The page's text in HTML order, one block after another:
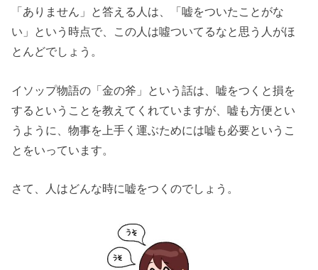
「ありません」と答える人は、「嘘をついたことがな
い」という時点で、この人は噓ついてるなと思う人がほ
とんどでしょう。
イソップ物語の「金の斧」という話は、嘘をつくと損を
するということを教えてくれていますが、嘘も方便とい
うように、物事を上手く運ぶためには嘘も必要というこ
とをいっています。
さて、人はどんな時に嘘をつくのでしょう。